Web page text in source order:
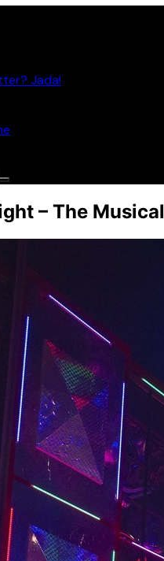
Jada!
– The Musical